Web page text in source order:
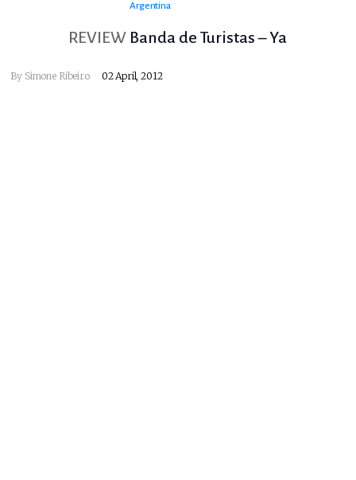
Argentina
REVIEW Banda de Turistas – Ya
By Simone Ribeiro 02 April, 2012